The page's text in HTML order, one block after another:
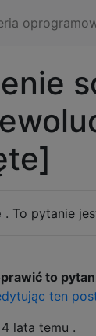
. To pytanie
to
ten
4 lata temu .